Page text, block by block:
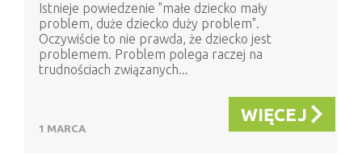
Istnieje powiedzenie "małe dziecko mały
problem, duże dziecko duży problem".
Oczywiście to nie prawda, że dziecko jest
problemem. Problem polega raczej na
trudnościach związanych...
1 MARCA
WIĘCEJ